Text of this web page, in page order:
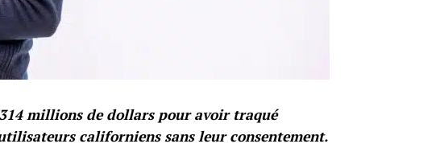
millions de dollars pour avoir traqué
californiens sans leur consentement.